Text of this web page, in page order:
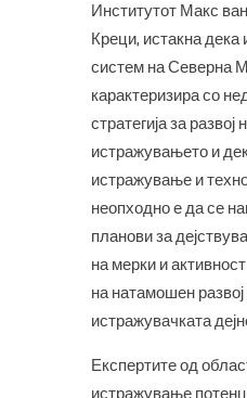
Институтот Макс
Креци, истакна дека
систем на Северна
карактеризира со
стратегија за развој
истражувањето и
истражување и
неопходно е да се
планови за
на мерки и
на натамошен
истражувачката
Експертите од
истражување